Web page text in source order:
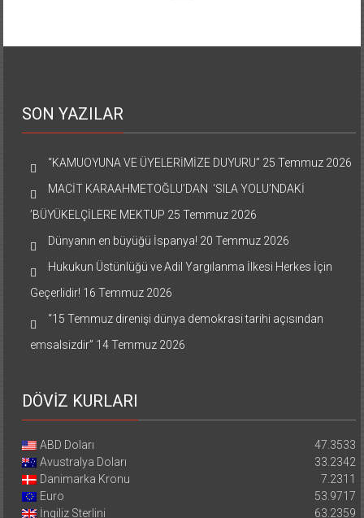
SON YAZILAR
“KAMUOYUNA VE ÜYELERİMİZE DUYURU” 25 Temmuz 2026
MACİT KARAAHMETOĞLU’DAN ‘SILA YOLU’NDAKİ
’BÜYÜKELÇİLERE MEKTUP 25 Temmuz 2026
Dünyanın en büyüğü İspanya! 20 Temmuz 2026
Hukukun Üstünlüğü ve Adil Yargılanma İlkesi Herkes İçin
Geçerlidir! 16 Temmuz 2026
“15 Temmuz direnişi dünya demokrasi tarihi açısından
emsalsizdir” 14 Temmuz 2026
DÖVİZ KURLARI
ABD Doları
47.3533
Avustralya Doları
33.2342
Danimarka Kronu
7.2311
Euro
53.9717
İngiliz Sterlini
63.2359